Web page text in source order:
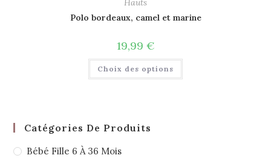
Hauts
Polo bordeaux, camel et marine
19,99 €
Choix des options
Catégories De Produits
Bébé Fille 6 À 36 Mois